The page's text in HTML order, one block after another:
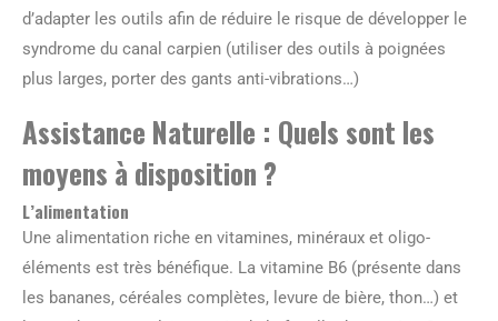
d’adapter les outils afin de réduire le risque de développer le
syndrome du canal carpien (utiliser des outils à poignées
plus larges, porter des gants anti-vibrations…)
Assistance Naturelle : Quels sont les
moyens à disposition ?
L’alimentation
Une alimentation riche en vitamines, minéraux et oligo-
éléments est très bénéfique. La vitamine B6 (présente dans
les bananes, céréales complètes, levure de bière, thon…) et